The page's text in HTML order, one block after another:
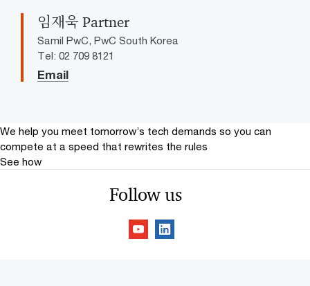
임재욱 Partner
Samil PwC, PwC South Korea
Tel: 02 709 8121
Email
We help you meet tomorrow’s tech demands so you can
compete at a speed that rewrites the rules
See how
Follow us